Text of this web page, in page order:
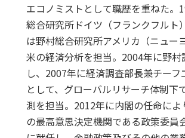
エコノミストとして職歴を重ねた。
総合研究所ドイツ（フランクフルト
は野村総合研究所アメリカ（ニュー
米の経済分析を担当。2004年に野村
し、2007年に経済調査部長兼チーフ
として、グローバルリサーチ体制下
測を担当。2012年に内閣の任命によ
の最高意思決定機関である政策委員